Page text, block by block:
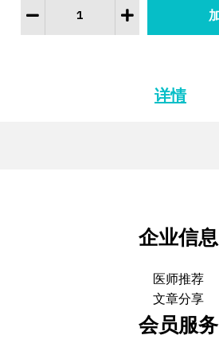
详情
企业信息
医师推荐
文章分享
会员服务